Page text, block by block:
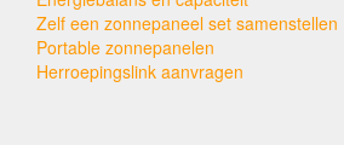
Zelf een zonnepaneel set samenstellen
Portable zonnepanelen
Herroepingslink aanvragen